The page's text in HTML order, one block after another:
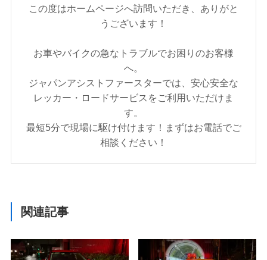
この度はホームページへ訪問いただき、ありがと
うございます！
お車やバイクの急なトラブルでお困りのお客様
へ。
ジャパンアシストファースターでは、安心安全な
レッカー・ロードサービスをご利用いただけま
す。
最短5分で現場に駆け付けます！まずはお電話でご
相談ください！
関連記事